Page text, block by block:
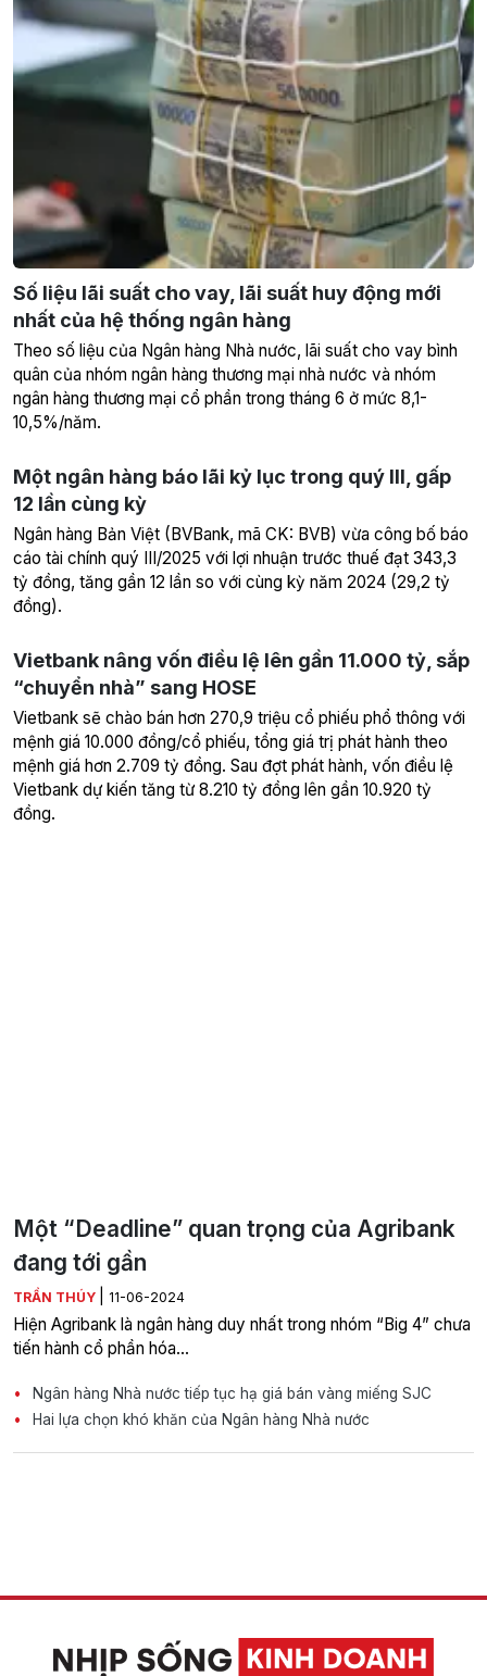
Số liệu lãi suất cho vay, lãi suất huy động mới
nhất của hệ thống ngân hàng
Theo số liệu của Ngân hàng Nhà nước, lãi suất cho vay bình
quân của nhóm ngân hàng thương mại nhà nước và nhóm
ngân hàng thương mại cổ phần trong tháng 6 ở mức 8,1-
10,5%/năm.
Một ngân hàng báo lãi kỷ lục trong quý III, gấp
12 lần cùng kỳ
Ngân hàng Bản Việt (BVBank, mã CK: BVB) vừa công bố báo
cáo tài chính quý III/2025 với lợi nhuận trước thuế đạt 343,3
tỷ đồng, tăng gần 12 lần so với cùng kỳ năm 2024 (29,2 tỷ
đồng).
Vietbank nâng vốn điều lệ lên gần 11.000 tỷ, sắp
“chuyển nhà” sang HOSE
Vietbank sẽ chào bán hơn 270,9 triệu cổ phiếu phổ thông với
mệnh giá 10.000 đồng/cổ phiếu, tổng giá trị phát hành theo
mệnh giá hơn 2.709 tỷ đồng. Sau đợt phát hành, vốn điều lệ
Vietbank dự kiến tăng từ 8.210 tỷ đồng lên gần 10.920 tỷ
đồng.
Một “Deadline” quan trọng của Agribank
đang tới gần
TRẦN THÚY 11-06-2024
Hiện Agribank là ngân hàng duy nhất trong nhóm “Big 4” chưa
tiến hành cổ phần hóa…
Ngân hàng Nhà nước tiếp tục hạ giá bán vàng miếng SJC
Hai lựa chọn khó khăn của Ngân hàng Nhà nước